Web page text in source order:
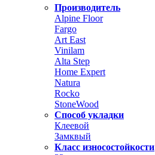
Производитель
Alpine Floor
Fargo
Art East
Vinilam
Alta Step
Home Expert
Natura
Rocko
StoneWood
Способ укладки
Клеевой
Замквый
Класс износостойкости